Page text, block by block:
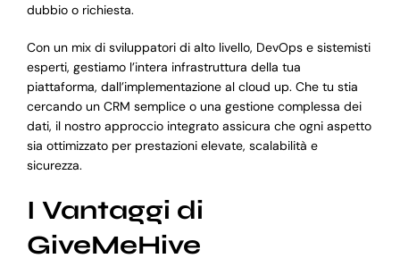
dubbio o richiesta.
Con un mix di sviluppatori di alto livello, DevOps e sistemisti
esperti, gestiamo l’intera infrastruttura della tua
piattaforma, dall’implementazione al cloud up. Che tu stia
cercando un CRM semplice o una gestione complessa dei
dati, il nostro approccio integrato assicura che ogni aspetto
sia ottimizzato per prestazioni elevate, scalabilità e
sicurezza.
I Vantaggi di
GiveMeHive